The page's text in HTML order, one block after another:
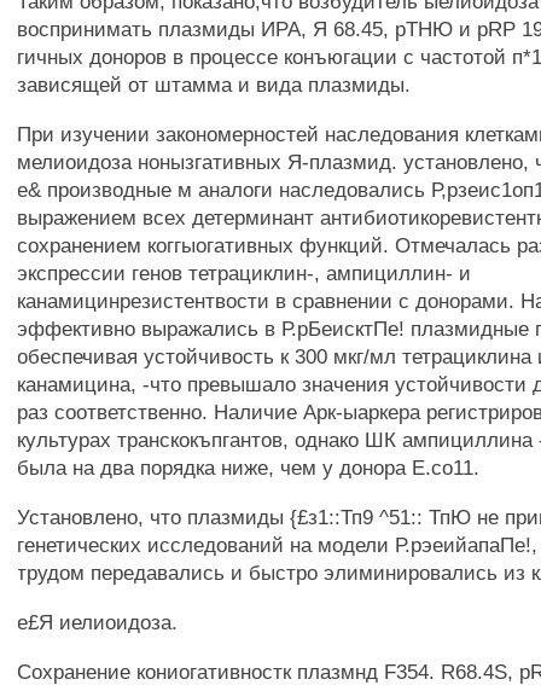
воспринимать плазмиды ИРА, Я 68.45, рТНЮ и pRP
гичных доноров в процессе конъюгации с частотой
зависящей от штамма и вида плазмиды.
При изучении закономерностей наследования
мелиоидоза нонызгативных Я-плазмид.
е& производные м аналоги наследовались
выражением всех детерминант
сохранением коггыогативных функций. Отмечалась
экспрессии генов тетрациклин-, ампициллин- и
канамицинрезистентвости в сравнении с донорами.
эффективно выражались в Р.рБеисктПе! плазмидные
обеспечивая устойчивость к 300 мкг/мл
канамицина, -что превышало значения устойчивости
раз соответственно. Наличие Арк-ыаркера
культурах транскокъпгантов, однако ШК
была на два порядка ниже, чем у донора Е.со11.
Установлено, что плазмиды {£з1::Тп9 ^51:: ТпЮ не
генетических исследований на модели
трудом передавались и быстро элиминировались из
е£Я иелиоидоза.
Сохранение кониогативностк плазмнд F354. R68.4S,